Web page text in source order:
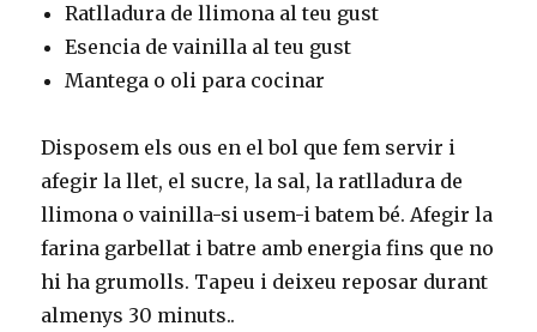
Ratlladura de llimona al teu gust
Esencia de vainilla al teu gust
Mantega o oli para cocinar
Disposem els ous en el bol que fem servir i
afegir la llet, el sucre, la sal, la ratlladura de
llimona o vainilla-si usem-i batem bé. Afegir la
farina garbellat i batre amb energia fins que no
hi ha grumolls. Tapeu i deixeu reposar durant
almenys 30 minuts..